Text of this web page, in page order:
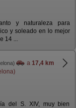
y naturaleza para
y soleado en lo mejor
14 ...
a 17,4 km
del S. XIV, muy bien